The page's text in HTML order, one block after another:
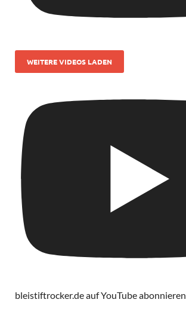
WEITERE VIDEOS LADEN
bleistiftrocker.de auf YouTube abonnieren